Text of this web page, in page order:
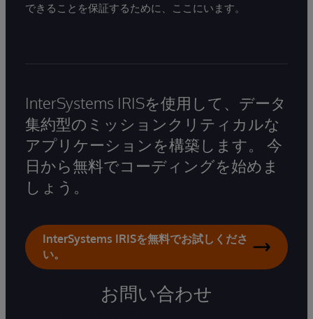
できることを保証するために、ここにいます。
InterSystems IRISを使用して、データ
集約型のミッションクリティカルな
アプリケーションを構築します。 今
日から無料でコーディングを始めま
しょう。
InterSystems IRISを無料でお試しくださ
い。
お問い合わせ